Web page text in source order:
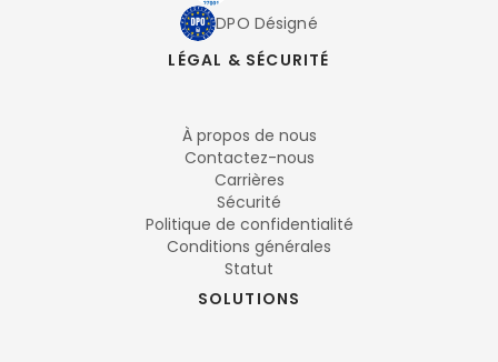
DPO Désigné
LÉGAL & SÉCURITÉ
À propos de nous
Contactez-nous
Carrières
Sécurité
Politique de confidentialité
Conditions générales
Statut
SOLUTIONS